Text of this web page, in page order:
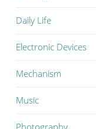
Daily Life
Electronic Devices
Mechanism
Music
Photography